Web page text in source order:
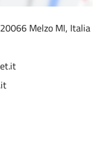
Melzo MI, Italia